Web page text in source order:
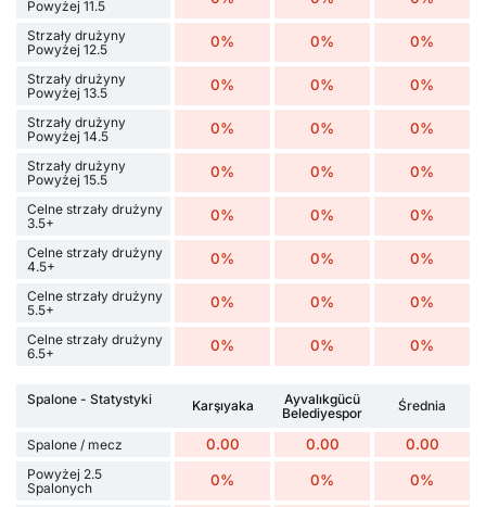
Powyżej 11.5
Strzały drużyny
Powyżej 12.5
0% 0% 0%
Strzały drużyny
Powyżej 13.5
0% 0% 0%
Strzały drużyny
Powyżej 14.5
0% 0% 0%
Strzały drużyny
Powyżej 15.5
0% 0% 0%
Celne strzały drużyny
3.5+
0% 0% 0%
Celne strzały drużyny
4.5+
0% 0% 0%
Celne strzały drużyny
5.5+
0% 0% 0%
Celne strzały drużyny
6.5+
0% 0% 0%
Spalone - Statystyki Karşıyaka
Ayvalıkgücü
Belediyespor
Średnia
Spalone / mecz 0.00 0.00 0.00
Powyżej 2.5
Spalonych
0% 0% 0%